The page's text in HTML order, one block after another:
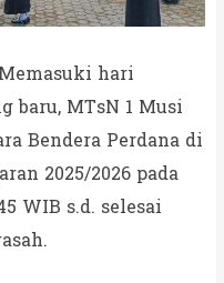
hari
baru, MTsN 1 Musi
Bendera Perdana di
2025/2026 pada
WIB s.d. selesai